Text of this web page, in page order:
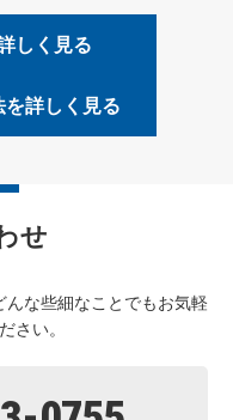
しく見る
を詳しく見る
せ
んな些細なことでもお気軽
さい。